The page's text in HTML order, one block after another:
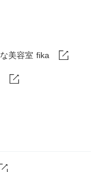
美容室 fika